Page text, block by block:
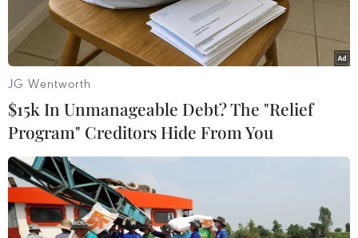
#xét nghiệm dương tính #COVID-19
#đoàn thể thao
#đội tuyển bóng đá
#vận động viên
Nam Phi
Nhật Bản
Séc
JG Wentworth
$15k In Unmanageable Debt? The "Relief
Program" Creditors Hide From You